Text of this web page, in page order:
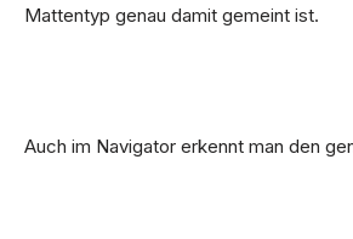
Mattentyp genau damit gemeint ist.
Auch im Navigator erkennt man den